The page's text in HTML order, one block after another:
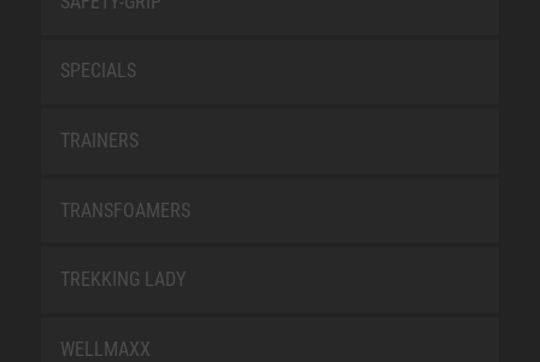
SPECIALS
TRAINERS
TRANSFOAMERS
TREKKING LADY
WELLMAXX